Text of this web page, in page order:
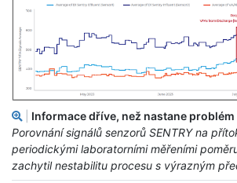
Informace dříve, než nastane problém
Porovnání signálů senzorů SENTRY na
periodickými laboratorními měřeními
zachytil nestabilitu procesu s výrazným